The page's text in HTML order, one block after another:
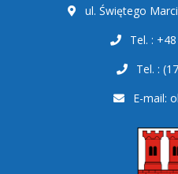
ul. Świętego
Tel. :
Tel. :
E-mail: